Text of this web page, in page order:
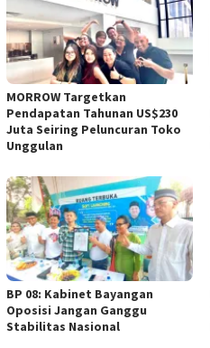
MORROW Targetkan
Pendapatan Tahunan US$230
Juta Seiring Peluncuran Toko
Unggulan
BP 08: Kabinet Bayangan
Oposisi Jangan Ganggu
Stabilitas Nasional